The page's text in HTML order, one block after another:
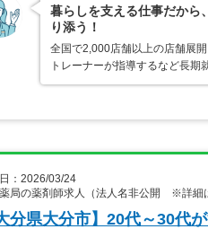
暮らしを支える仕事だから
り添う！
全国で2,000店舗以上の店舗展
トレーナーが指導するなど長
：2026/03/24
局の薬剤師求人（法人名非公開 ※詳細
分県大分市】20代～30代